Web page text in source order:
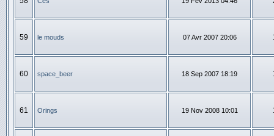
59 le mouds 07 Avr 2007 20:06
60 space_beer 18 Sep 2007 18:19
61 Orings 19 Nov 2008 10:01